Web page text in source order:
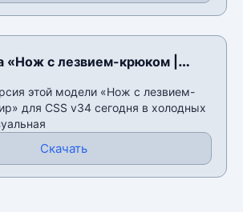
с лезвием-крюком |
v34
этой модели «Нож с лезвием-
для CSS v34 сегодня в холодных
Скачать